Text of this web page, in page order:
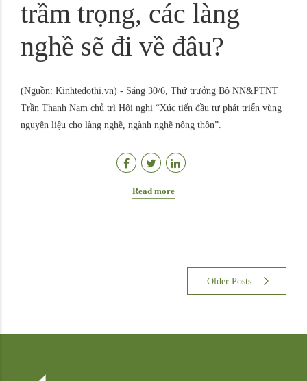
trầm trọng, các làng
nghề sẽ đi về đâu?
(Nguồn: Kinhtedothi.vn) - Sáng 30/6, Thứ trưởng Bộ NN&PTNT
Trần Thanh Nam chủ trì Hội nghị “Xúc tiến đầu tư phát triển vùng
nguyên liệu cho làng nghề, ngành nghề nông thôn”.
Read more
Older Posts